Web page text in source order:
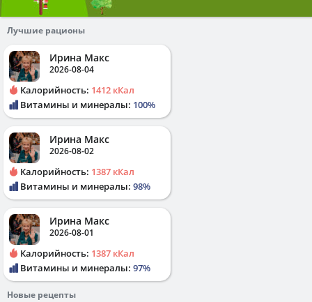
Лучшие рационы
Ирина Макс
2026-08-04
Калорийность: 1412 кКал
Витамины и минералы: 100%
Ирина Макс
2026-08-02
Калорийность: 1387 кКал
Витамины и минералы: 98%
Ирина Макс
2026-08-01
Калорийность: 1387 кКал
Витамины и минералы: 97%
Новые рецепты